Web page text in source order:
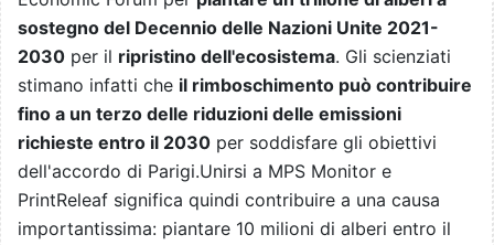
sostegno del Decennio delle Nazioni Unite 2021-
2030 per il ripristino dell'ecosistema. Gli scienziati
stimano infatti che il rimboschimento può contribuire
fino a un terzo delle riduzioni delle emissioni
richieste entro il 2030 per soddisfare gli obiettivi
dell'accordo di Parigi.Unirsi a MPS Monitor e
PrintReleaf significa quindi contribuire a una causa
importantissima: piantare 10 milioni di alberi entro il